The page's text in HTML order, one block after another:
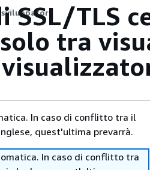
SSL/TLS
tra
In caso di conflitto tra il
quest'ultima prevarrà.
In caso di conflitto tra